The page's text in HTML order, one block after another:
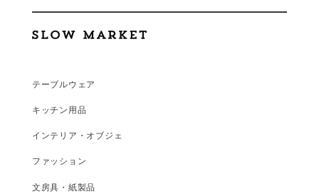
テーブルウェア
キッチン用品
インテリア・オブジェ
ファッション
文房具・紙製品